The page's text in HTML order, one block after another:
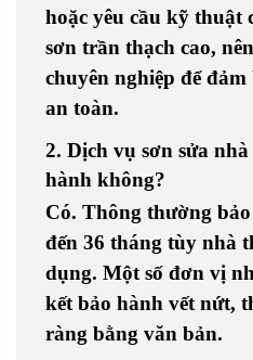
hoặc yêu cầu kỹ thuật
sơn trần thạch cao,
chuyên nghiệp để đảm
an toàn.
2. Dịch vụ sơn sửa
hành không?
Có. Thông thường
đến 36 tháng tùy nhà
dụng. Một số đơn vị
kết bảo hành vết nứt,
ràng bằng văn bản.